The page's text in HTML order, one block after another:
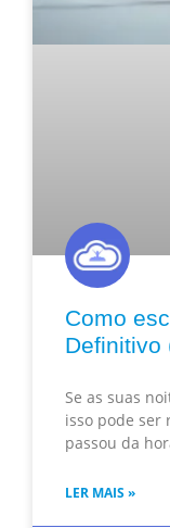
Como
Definitivo
Se as suas
isso pode ser
passou da
LER MAIS »